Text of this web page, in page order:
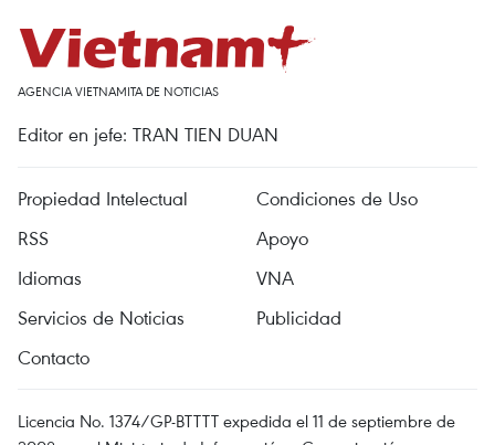
AGENCIA VIETNAMITA DE NOTICIAS
Editor en jefe: TRAN TIEN DUAN
Propiedad Intelectual
Condiciones de Uso
RSS
Apoyo
Idiomas
VNA
Servicios de Noticias
Publicidad
Contacto
Licencia No. 1374/GP-BTTTT expedida el 11 de septiembre de